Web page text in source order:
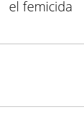
el femicida